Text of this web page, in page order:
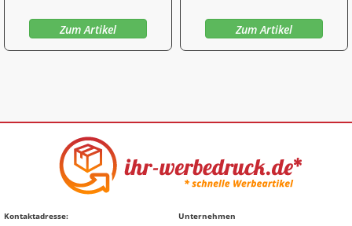
Zum Artikel Zum Artikel
Kontaktadresse:
Unternehmen